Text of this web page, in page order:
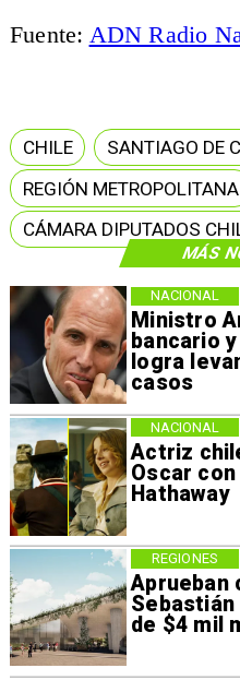
MÁS
Ministro
bancario
logra
casos
NACIONAL
Actriz
Oscar
Hathaway
NACIONAL
Aprueban
de $4 mil
REGIONES
Fuente: ADN Radio
CHILE
SANTIAGO DE
REGIÓN METROPOLITANA
CÁMARA DIPUTADOS